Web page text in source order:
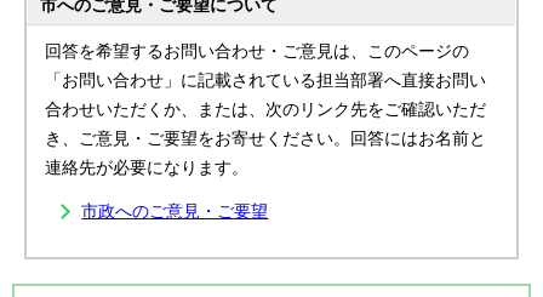
市へのご意見・ご要望について
回答を希望するお問い合わせ・ご意見は、このページの
「お問い合わせ」に記載されている担当部署へ直接お問い
合わせいただくか、または、次のリンク先をご確認いただ
き、ご意見・ご要望をお寄せください。回答にはお名前と
連絡先が必要になります。
市政へのご意見・ご要望